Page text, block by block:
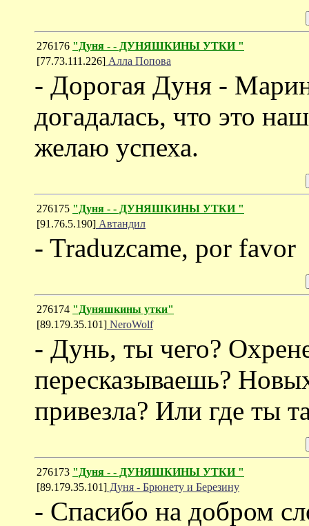
276176 "Дуня - - ДУНЯШКИНЫ УТКИ "
[77.73.111.226] Алла Попова
- Дорогая Дуня -
догадалась, что это
желаю успеха.
276175 "Дуня - - ДУНЯШКИНЫ УТКИ "
[91.76.5.190] Автандил
- Traduzcame, por favor
276174 "Дуняшкины утки"
[89.179.35.101] NeroWolf
- Дунь, ты чего?
пересказываешь?
привезла? Или где ты
276173 "Дуня - - ДУНЯШКИНЫ УТКИ "
[89.179.35.101] Дуня - Брюнету и Березину
- Спасибо на добром